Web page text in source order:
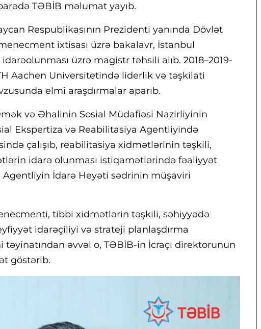
TƏBİB məlumat yayıb.
Respublikasının Prezidenti yanında Dövlət
ixtisası üzrə bakalavr, İstanbul
üzrə magistr təhsili alıb. 2018–2019-
Aachen Universitetində liderlik və təşkilati
elmi araşdırmalar aparıb.
və Əhalinin Sosial Müdafiəsi Nazirliyinin
Ekspertiza və Reabilitasiya Agentliyində
çalışıb, reabilitasiya xidmətlərinin təşkili,
idarə olunması istiqamətlərində fəaliyyət
İdarə Heyəti sədrinin müşaviri
tibbi xidmətlərin təşkili, səhiyyədə
idarəçiliyi və strateji planlaşdırma
təyinatından əvvəl o, TƏBİB-in İcraçı direktorunun
göstərib.